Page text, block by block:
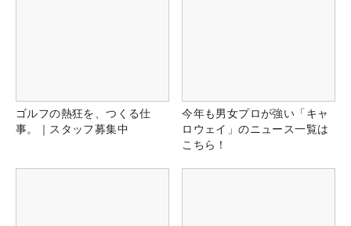
ゴルフの熱狂を、つくる仕
事。｜スタッフ募集中
今年も男女プロが強い「キャ
ロウェイ」のニュース一覧は
こちら！